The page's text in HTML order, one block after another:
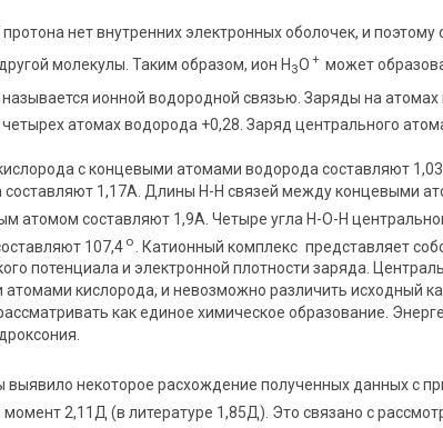
протона нет внутренних электронных оболочек, и
молекулы. Таким образом, ион Н 3О + может
называется ионной водородной связью. Заряды на
атомах водорода +0,28. Заряд центрального
с концевыми атомами водорода составляют
1,17А. Длины Н-Н связей между концевыми
атомом составляют 1,9А. Четыре угла Н-О-Н
107,4 о . Катионный комплекс представляет
потенциала и электронной плотности заряда.
кислорода, и невозможно различить исходный
как единое химическое образование.
некоторое расхождение полученных данных с
2,11Д (в литературе 1,85Д). Это связано с